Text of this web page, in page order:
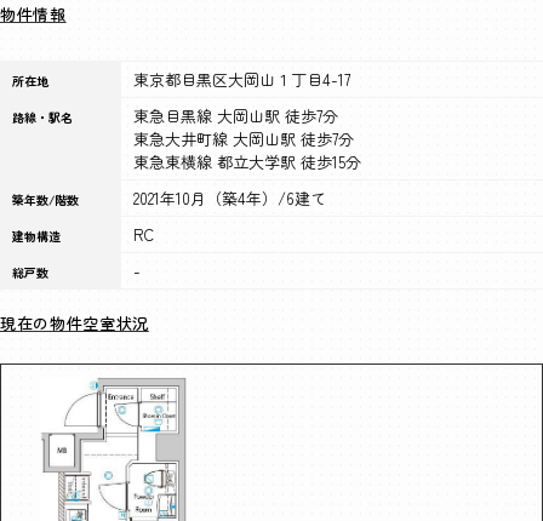
物件情報
所在地 東京都目黒区大岡山１丁目4-17
路線・駅名
東急目黒線 大岡山駅 徒歩7分
東急大井町線 大岡山駅 徒歩7分
東急東横線 都立大学駅 徒歩15分
築年数/階数 2021年10月（築4年）/6建て
建物構造 RC
総戸数 -
現在の物件空室状況